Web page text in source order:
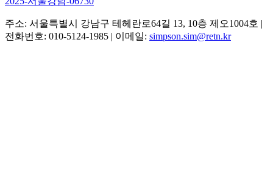
주소: 서울특별시 강남구 테헤란로64길 13, 10층 제오1004호 |
전화번호: 010-5124-1985 | 이메일: simpson.sim@retn.kr